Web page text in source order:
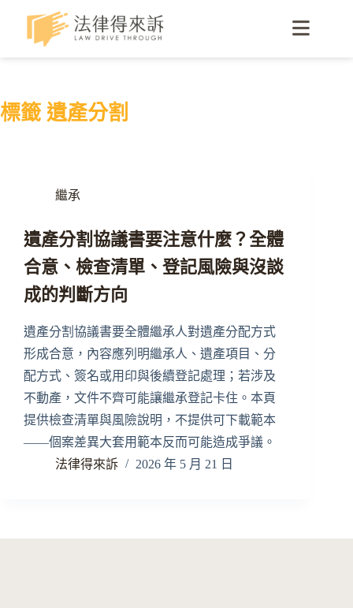
標籤 遺產分割
繼承
遺產分割協議書要注意什麼？全體
合意、檢查清單、登記風險與沒談
成的判斷方向
遺產分割協議書要全體繼承人對遺產分配方式
形成合意，內容應列明繼承人、遺產項目、分
配方式、簽名或用印與後續登記處理；若涉及
不動產，文件不齊可能讓繼承登記卡住。本頁
提供檢查清單與風險說明，不提供可下載範本
——個案差異大套用範本反而可能造成爭議。
法律得來訴
2026 年 5 月 21 日